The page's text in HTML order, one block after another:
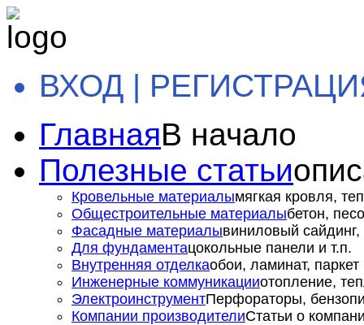
ВХОД |
ГлавнаяВ начало
Полезные статьи
Кровельные материалымягкая кровля,
Общестроительные материалыбетон,
Фасадные материалывиниловый сайдинг,
Для фундаментацокольные панели и т.п.
Внутренняя отделкаобои, ламинат, паркет
Инженерные коммуникацииотопление,
ЭлектроинструментПерфораторы,
Компании производителиСтатьи о